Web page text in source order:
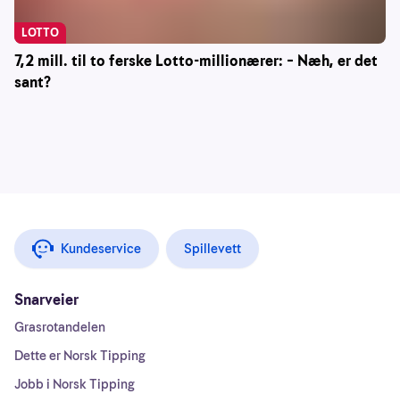
7,2 mill. til to ferske Lotto-millionærer: – Næh, er det
sant?
LOTTO
Kundeservice Spillevett
Snarveier
Grasrotandelen
Dette er Norsk Tipping
Jobb i Norsk Tipping